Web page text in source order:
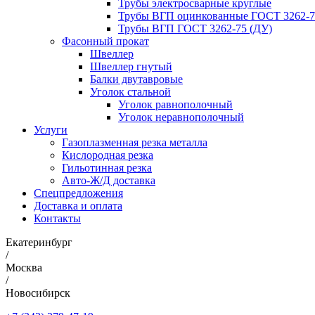
Трубы электросварные круглые
Трубы ВГП оцинкованные ГОСТ 3262-
Трубы ВГП ГОСТ 3262-75 (ДУ)
Фасонный прокат
Швеллер
Швеллер гнутый
Балки двутавровые
Уголок стальной
Уголок равнополочный
Уголок неравнополочный
Услуги
Газоплазменная резка металла
Кислородная резка
Гильотинная резка
Авто-Ж/Д доставка
Спецпредложения
Доставка и оплата
Контакты
Екатеринбург
/
Москва
/
Новосибирск